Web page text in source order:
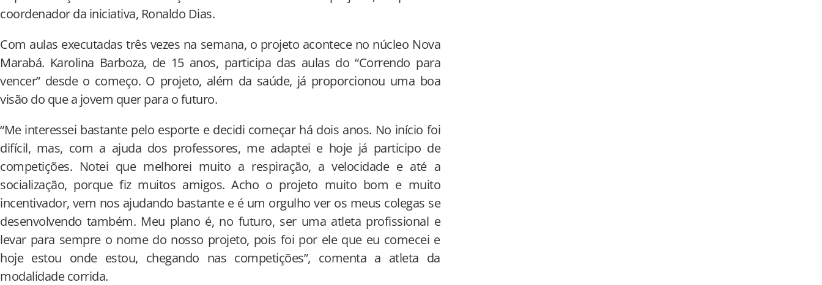
coordenador da iniciativa, Ronaldo Dias.
Com aulas executadas três vezes na semana, o projeto acontece no núcleo Nova
Marabá. Karolina Barboza, de 15 anos, participa das aulas do “Correndo para
vencer” desde o começo. O projeto, além da saúde, já proporcionou uma boa
visão do que a jovem quer para o futuro.
“Me interessei bastante pelo esporte e decidi começar há dois anos. No início foi
difícil, mas, com a ajuda dos professores, me adaptei e hoje já participo de
competições. Notei que melhorei muito a respiração, a velocidade e até a
socialização, porque fiz muitos amigos. Acho o projeto muito bom e muito
incentivador, vem nos ajudando bastante e é um orgulho ver os meus colegas se
desenvolvendo também. Meu plano é, no futuro, ser uma atleta profissional e
levar para sempre o nome do nosso projeto, pois foi por ele que eu comecei e
hoje estou onde estou, chegando nas competições”, comenta a atleta da
modalidade corrida.